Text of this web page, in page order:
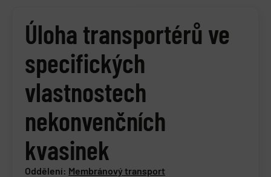
Úloha transportérů ve
specifických
vlastnostech
nekonvenčních
kvasinek
Oddělení: Membránový transport